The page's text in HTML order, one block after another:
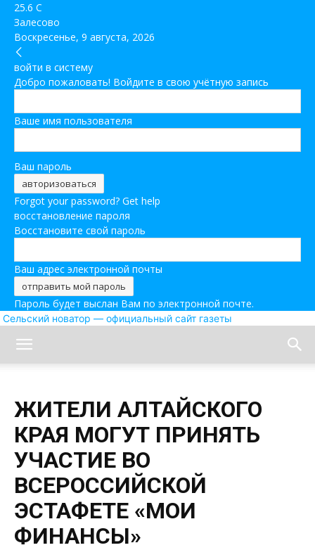
25.6 C
Залесово
Воскресенье, 9 августа, 2026
войти в систему
Добро пожаловать! Войдите в свою учётную запись
Ваше имя пользователя
Ваш пароль
Forgot your password? Get help
восстановление пароля
Восстановите свой пароль
Ваш адрес электронной почты
Пароль будет выслан Вам по электронной почте.
Сельский новатор — официальный сайт газеты
ЖИТЕЛИ АЛТАЙСКОГО
КРАЯ МОГУТ ПРИНЯТЬ
УЧАСТИЕ ВО
ВСЕРОССИЙСКОЙ
ЭСТАФЕТЕ «МОИ
ФИНАНСЫ»